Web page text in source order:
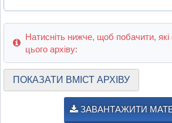
Натисніть нижче, щоб побачити,
цього архіву:
ПОКАЗАТИ ВМІСТ АРХІВУ
ЗАВАНТАЖИТИ